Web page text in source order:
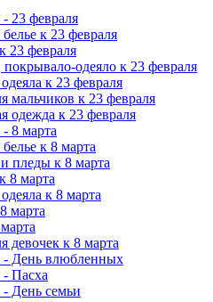
- 23 февраля
к 23 февраля
23 февраля
одеяло к 23 февраля
к 23 февраля
мальчиков к 23 февраля
одежда к 23 февраля
- 8 марта
к 8 марта
пледы к 8 марта
8 марта
к 8 марта
марта
девочек к 8 марта
- День влюбленных
- Пасха
- День семьи